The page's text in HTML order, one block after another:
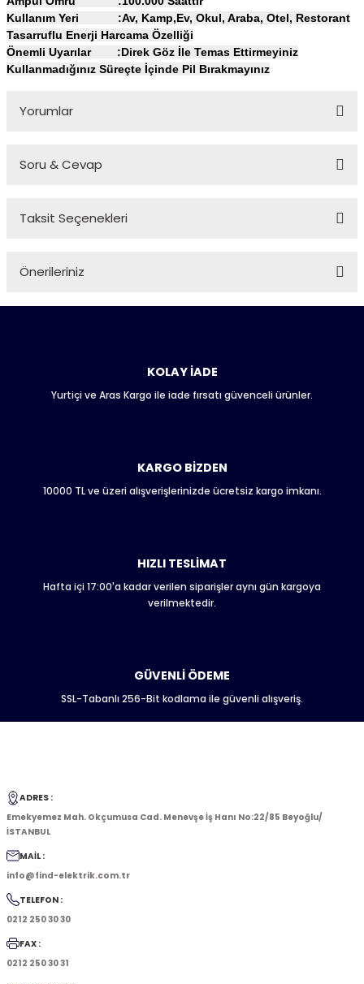
Kullanım Yeri :Av, Kamp,Ev, Okul, Araba, Otel, Restorant
Tasarruflu Enerji Harcama Özelliği
Önemli Uyarılar :Direk Göz İle Temas Ettirmeyiniz
Kullanmadığınız Süreçte İçinde Pil Bırakmayınız
Yorumlar
Soru & Cevap
Ürün hakkında henüz soru sorulmamış.
Taksit Seçenekleri
Önerileriniz
Bu ürünün fiyat bilgisi, resim, ürün açıklamalarında ve diğer
Ürün resmi kalitesiz, bozuk veya görüntülenemiyor.
Ürün fiyatı diğer sitelerden daha pahalı.
Bu ürüne benzer farklı alternatifler olmalı.
Gönder
KOLAY İADE
Yurtiçi ve Aras Kargo ile iade fırsatı güvenceli ürünler.
KARGO BİZDEN
10000 TL ve üzeri alışverişlerinizde ücretsiz kargo imkanı.
HIZLI TESLİMAT
Hafta içi 17:00'a kadar verilen siparişler aynı gün kargoya
verilmektedir.
GÜVENLİ ÖDEME
SSL-Tabanlı 256-Bit kodlama ile güvenli alışveriş.
ADRES :
Emekyemez Mah. Okçumusa Cad. Menevşe İş Hanı No:22/85 Beyoğlu/
İSTANBUL
MAİL :
info@find-elektrik.com.tr
TELEFON :
0212 250 30 30
FAX :
0212 250 30 31